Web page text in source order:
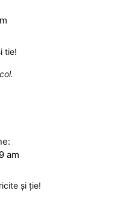
tie!
am
şi ţie!